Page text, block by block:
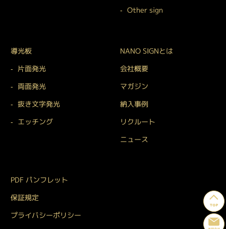
Other sign
導光板
片面発光
両面発光
抜き文字発光
エッチング
NANO SIGNとは
会社概要
マガジン
納入事例
リクルート
ニュース
PDF パンフレット
保証規定
プライバシーポリシー